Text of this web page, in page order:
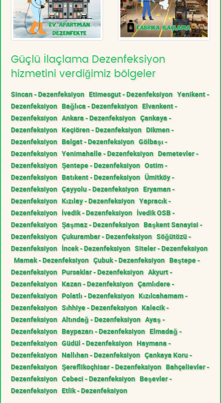
Güçlü İlaçlama Dezenfeksiyon
hizmetini verdiğimiz bölgeler
Sincan - Dezenfeksiyon Etimesgut - Dezenfeksiyon Yenikent -
Dezenfeksiyon Bağlıca - Dezenfeksiyon Elvankent -
Dezenfeksiyon Ankara - Dezenfeksiyon Çankaya -
Dezenfeksiyon Keçiören - Dezenfeksiyon Dikmen -
Dezenfeksiyon Balgat - Dezenfeksiyon Gölbaşı -
Dezenfeksiyon Yenimahalle - Dezenfeksiyon Demetevler -
Dezenfeksiyon Şentepe - Dezenfeksiyon Ostim -
Dezenfeksiyon Batıkent - Dezenfeksiyon Ümitköy -
Dezenfeksiyon Çayyolu - Dezenfeksiyon Eryaman -
Dezenfeksiyon Kızılay - Dezenfeksiyon Yapracık -
Dezenfeksiyon İvedik - Dezenfeksiyon İvedik OSB -
Dezenfeksiyon Şaşmaz - Dezenfeksiyon Başkent Sanayisi -
Dezenfeksiyon Çukurambar - Dezenfeksiyon Söğütözü -
Dezenfeksiyon İncek - Dezenfeksiyon Siteler - Dezenfeksiyon
Mamak - Dezenfeksiyon Çubuk - Dezenfeksiyon Beştepe -
Dezenfeksiyon Pursaklar - Dezenfeksiyon Akyurt -
Dezenfeksiyon Kazan - Dezenfeksiyon Çamlıdere -
Dezenfeksiyon Polatlı - Dezenfeksiyon Kızılcahamam -
Dezenfeksiyon Sıhhiye - Dezenfeksiyon Kalecik -
Dezenfeksiyon Altındağ - Dezenfeksiyon Ayaş -
Dezenfeksiyon Baypazarı - Dezenfeksiyon Elmadağ -
Dezenfeksiyon Güdül - Dezenfeksiyon Haymana -
Dezenfeksiyon Nallıhan - Dezenfeksiyon Çankaya Koru -
Dezenfeksiyon Şereflikoçhisar - Dezenfeksiyon Bahçelievler -
Dezenfeksiyon Cebeci - Dezenfeksiyon Beşevler -
Dezenfeksiyon Etlik - Dezenfeksiyon